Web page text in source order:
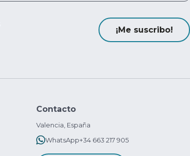
¡Me suscribo!
Contacto
Valencia, España
WhatsApp+34 663 217 905